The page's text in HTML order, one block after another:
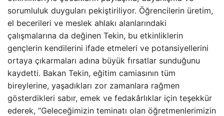
sorumluluk duyguları pekiştiriliyor. Öğrencilerin üretim,
el becerileri ve meslek ahlakı alanlarındaki
çalışmalarına da değinen Tekin, bu etkinliklerin
gençlerin kendilerini ifade etmeleri ve potansiyellerini
ortaya çıkarmaları adına büyük fırsatlar sunduğunu
kaydetti. Bakan Tekin, eğitim camiasının tüm
bireylerine, yaşadıkları zor zamanlara rağmen
gösterdikleri sabır, emek ve fedakârlıklar için teşekkür
ederek, “Geleceğimizin teminatı olan öğretmenlerimizin